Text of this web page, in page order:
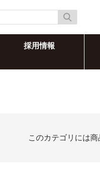
採用情報
このカテゴリには